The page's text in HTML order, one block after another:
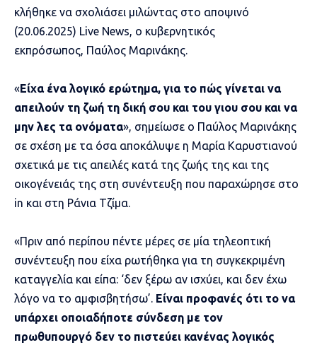
κλήθηκε να σχολιάσει μιλώντας στο αποψινό
(20.06.2025) Live News, ο κυβερνητικός
εκπρόσωπος, Παύλος Μαρινάκης
«Είχα ένα λογικό ερώτημα, για το πώς γίνεται να
απειλούν τη ζωή τη δική σου και του γιου σου και να
μην λες τα ονόματα», σημείωσε ο Παύλος Μαρινάκης
σε σχέση με τα όσα αποκάλυψε η Μαρία Καρυστιανού
σχετικά με τις απειλές κατά της ζωής της και της
οικογένειάς της στη συνέντευξη που παραχώρησε στο
in και στη Ράνια Τζίμα.
«Πριν από περίπου πέντε μέρες σε μία τηλεοπτική
συνέντευξη που είχα ρωτήθηκα για τη συγκεκριμένη
καταγγελία και είπα: ‘δεν ξέρω αν ισχύει, και δεν έχω
λόγο να το αμφισβητήσω’. Είναι προφανές ότι το να
υπάρχει οποιαδήποτε σύνδεση με τον
πρωθυπουργό δεν το πιστεύει κανένας λογικός